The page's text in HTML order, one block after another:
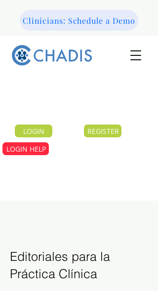
LOGIN
REGISTER
LOGIN HELP
Clinicians: Schedule a Demo
Editoriales para la
Práctica Clínica